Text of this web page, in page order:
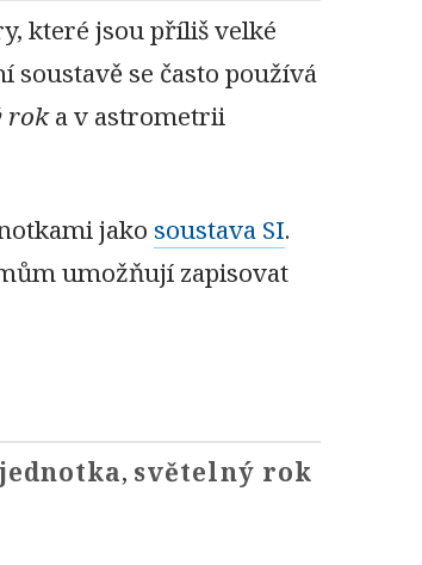
které jsou příliš velké
se často používá
roka v astrometrii
jakosoustava SI.
umožňují zapisovat
, světelný rok